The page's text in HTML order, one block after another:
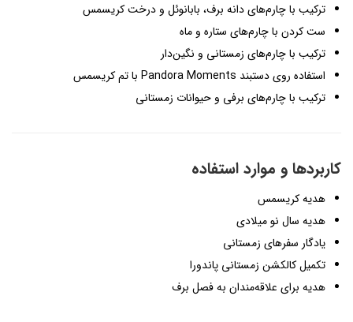
ترکیب با چارم‌های دانه برف، بابانوئل و درخت کریسمس
ست کردن با چارم‌های ستاره و ماه
ترکیب با چارم‌های زمستانی و نگین‌دار
استفاده روی دستبند Pandora Moments با تم کریسمس
ترکیب با چارم‌های برفی و حیوانات زمستانی
کاربردها و موارد استفاده
هدیه کریسمس
هدیه سال نو میلادی
یادگار سفرهای زمستانی
تکمیل کالکشن زمستانی پاندورا
هدیه برای علاقه‌مندان به فصل برف